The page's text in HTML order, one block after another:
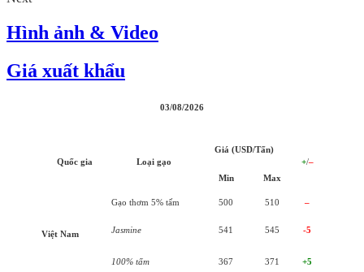
Hình ảnh & Video
Giá xuất khẩu
03/08/2026
Quốc gia Loại gạo
Giá (USD/Tấn)
+/–
Min
Max
Việt Nam
Gạo thơm 5% tấm 500 510 –
Jasmine 541 545 -5
100% tấm 367 371 +5